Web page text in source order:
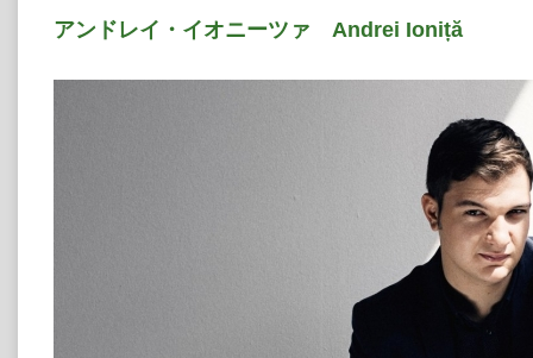
アンドレイ・イオニーツァ Andrei Ioniță